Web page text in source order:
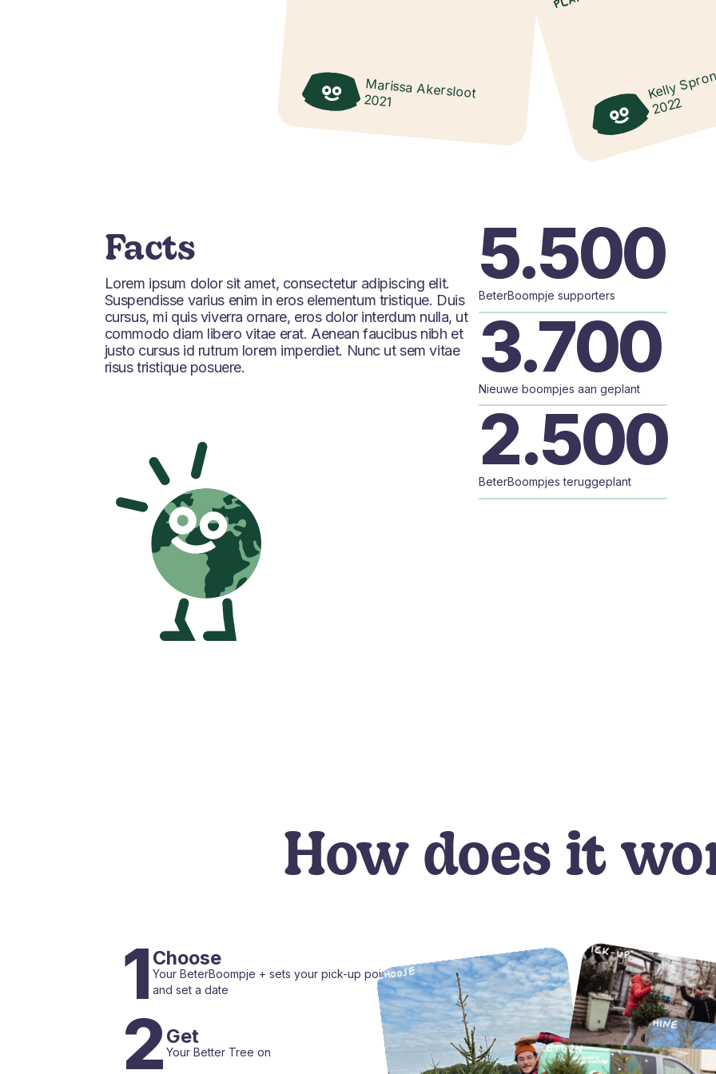
Marissa Akersloot
2021 Kelly
2022
Facts
Lorem ipsum dolor sit amet, consectetur adipiscing elit.
Suspendisse varius enim in eros elementum tristique. Duis
cursus, mi quis viverra ornare, eros dolor interdum nulla, ut
commodo diam libero vitae erat. Aenean faucibus nibh et
justo cursus id rutrum lorem imperdiet. Nunc ut sem vitae
risus tristique posuere.
5.500
BeterBoompje supporters
3.700
Nieuwe boompjes aan geplant
2.500
BeterBoompjes teruggeplant
How does it
1 Choose
Your BeterBoompje + sets your pick-up point
and set a date
2Get
Your Better Tree on
CHOOSE
PICK-UP
SHINE
RETURN
REPLANT